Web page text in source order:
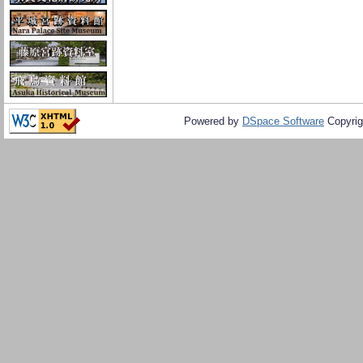
Powered by DSpace Software